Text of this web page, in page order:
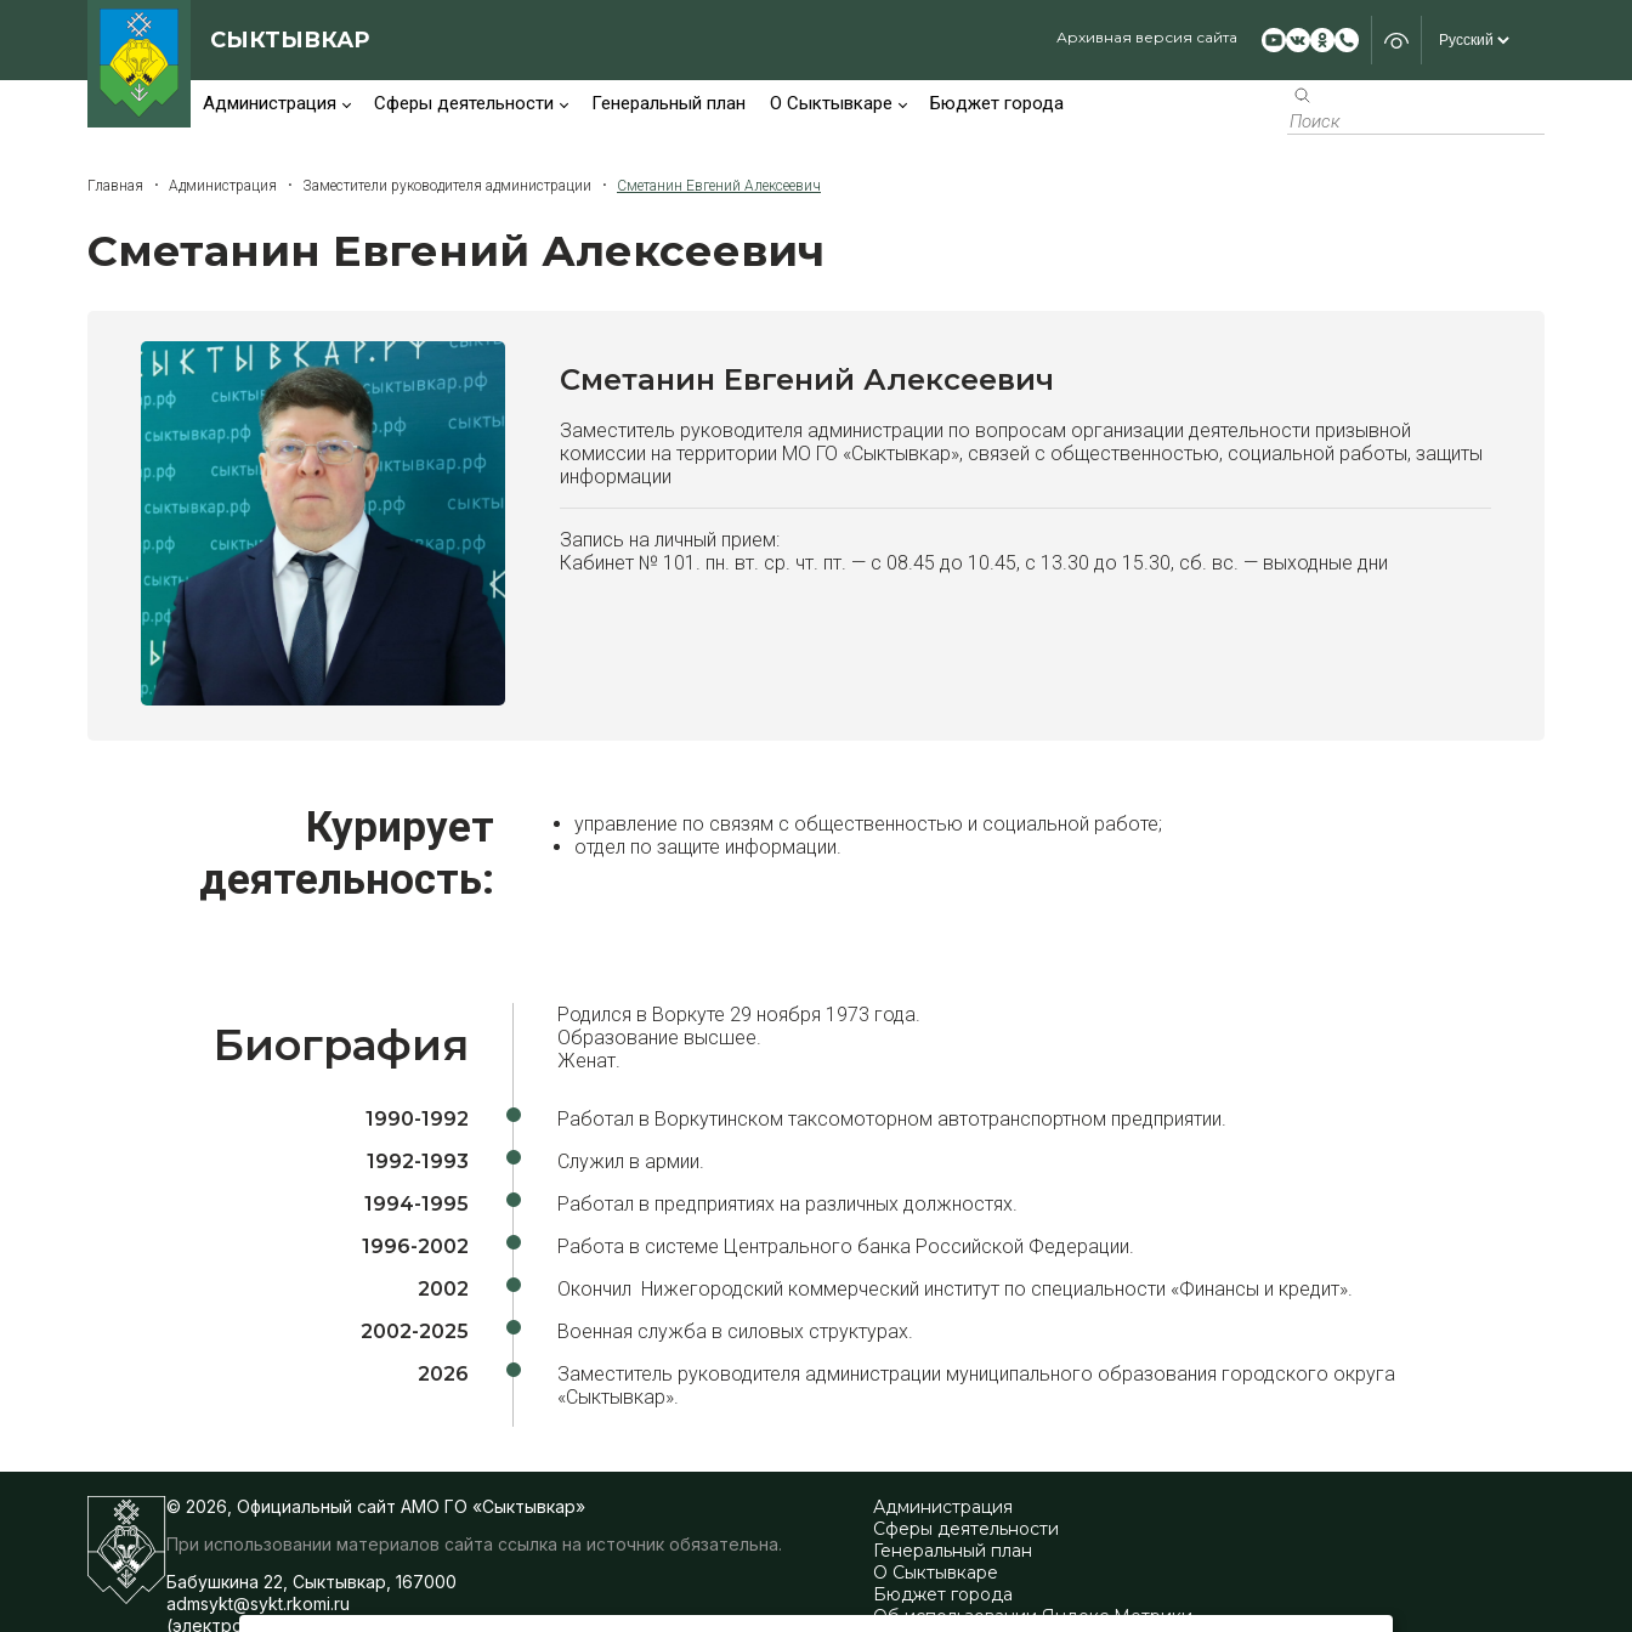
СЫКТЫВКАР Архивная версия сайта
Администрация Сферы деятельности Генеральный план О Сыктывкаре Бюджет города
Главная Администрация Заместители руководителя администрации Сметанин Евгений Алексеевич
Сметанин Евгений Алексеевич
Сметанин Евгений Алексеевич
Заместитель руководителя администрации по вопросам организации деятельности призывной
комиссии на территории МО ГО «Сыктывкар», связей с общественностью, социальной работы, защиты
информации
Запись на личный прием:
Кабинет № 101. пн. вт. ср. чт. пт. — с 08.45 до 10.45, с 13.30 до 15.30, сб. вс. — выходные дни
Курирует
деятельность:
управление по связям с общественностью и социальной работе;
отдел по защите информации.
Биография
Родился в Воркуте 29 ноября 1973 года.
Образование высшее.
Женат.
1990-1992
Работал в Воркутинском таксомоторном автотранспортном предприятии.
1992-1993
Служил в армии.
1994-1995
Работал в предприятиях на различных должностях.
1996-2002
Работа в системе Центрального банка Российской Федерации.
2002
Окончил Нижегородский коммерческий институт по специальности «Финансы и кредит».
2002-2025
Военная служба в силовых структурах.
2026
Заместитель руководителя администрации муниципального образования городского округа
«Сыктывкар».
© 2026, Официальный сайт АМО ГО «Сыктывкар»
При использовании материалов сайта ссылка на источник обязательна.
Бабушкина 22, Сыктывкар, 167000
admsykt@sykt.rkomi.ru
(электронная почта для корреспонденции,
Администрация
Сферы деятельности
Генеральный план
О Сыктывкаре
Бюджет города
Об использовании Яндекс Метрики